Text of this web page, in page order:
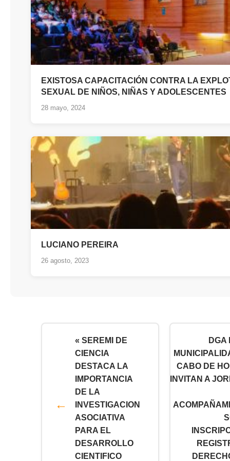
EXISTOSA CAPACITACIÓN CONTRA LA
SEXUAL DE NIÑOS, NIÑAS Y ADOLESCENTES
28 mayo, 2024
LUCIANO PEREIRA
26 agosto, 2023
« SEREMI DE
CIENCIA
DESTACA LA
IMPORTANCIA
DE LA
INVESTIGACION
ASOCIATIVA
PARA EL
DESARROLLO
CIENTIFICO
DGA
CABO DE
INVITAN A